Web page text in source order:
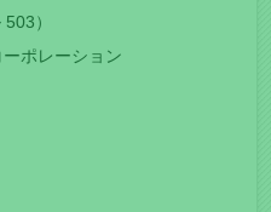
）
ポレーション